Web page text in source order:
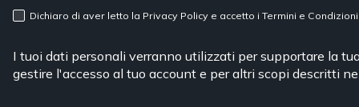
Dichiaro di aver letto la Privacy Policye accetto i Termini e
I tuoi dati personali verranno utilizzati per supportare la
gestire l'accesso al tuo account e per altri scopi descritti